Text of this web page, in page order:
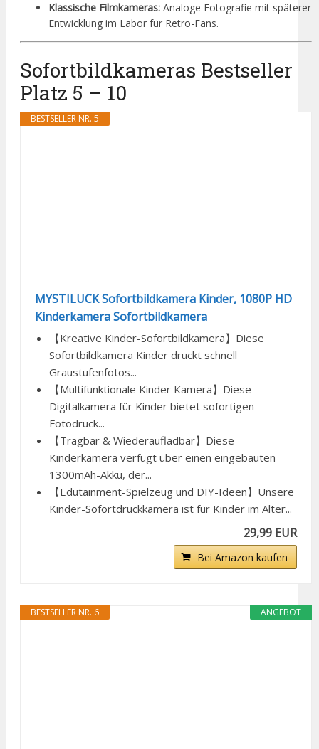
Klassische Filmkameras: Analoge Fotografie mit späterer
Entwicklung im Labor für Retro-Fans.
Sofortbildkameras Bestseller
Platz 5 – 10
BESTSELLER NR. 5
MYSTILUCK Sofortbildkamera Kinder, 1080P HD
Kinderkamera Sofortbildkamera
【Kreative Kinder-Sofortbildkamera】Diese
Sofortbildkamera Kinder druckt schnell
Graustufenfotos...
【Multifunktionale Kinder Kamera】Diese
Digitalkamera für Kinder bietet sofortigen
Fotodruck...
【Tragbar & Wiederaufladbar】Diese
Kinderkamera verfügt über einen eingebauten
1300mAh-Akku, der...
【Edutainment-Spielzeug und DIY-Ideen】Unsere
Kinder-Sofortdruckkamera ist für Kinder im Alter...
29,99 EUR
Bei Amazon kaufen
ANGEBOT
BESTSELLER NR. 6